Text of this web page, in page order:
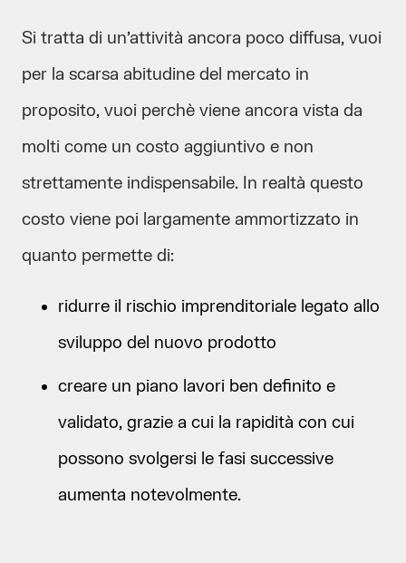
Si tratta di un’attività ancora poco diffusa, vuoi
per la scarsa abitudine del mercato in
proposito, vuoi perchè viene ancora vista da
molti come un costo aggiuntivo e non
strettamente indispensabile. In realtà questo
costo viene poi largamente ammortizzato in
quanto permette di:
ridurre il rischio imprenditoriale legato allo
sviluppo del nuovo prodotto
creare un piano lavori ben definito e
validato, grazie a cui la rapidità con cui
possono svolgersi le fasi successive
aumenta notevolmente.